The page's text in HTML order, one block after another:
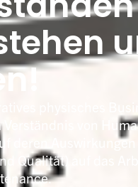
physisches
Verständnis von
deren
Qualität) auf das